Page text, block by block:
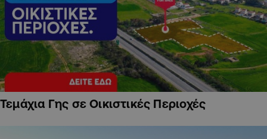
Τεμάχια Γης σε Οικιστικές Περιοχές